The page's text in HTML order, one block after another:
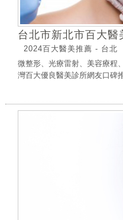
台北市新北市百大
2024百大醫美推薦 - 台北
微整形、光療雷射、美容療程
灣百大優良醫美診所網友口碑